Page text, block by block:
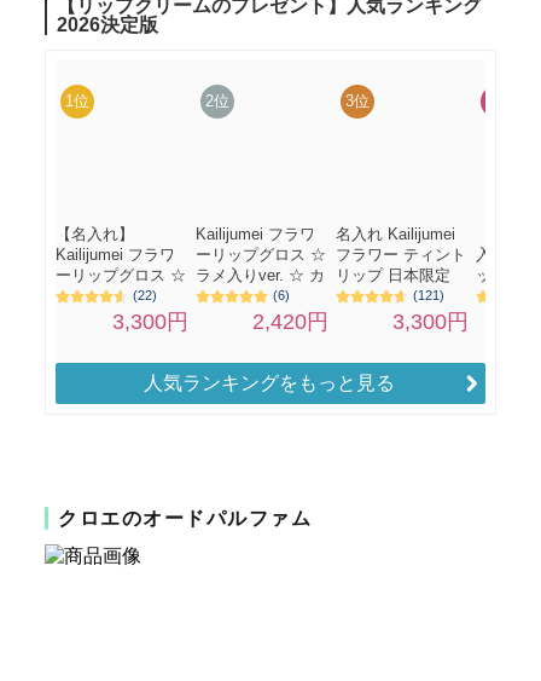
人気ランキングをもっと見る
クロエのオードパルファム